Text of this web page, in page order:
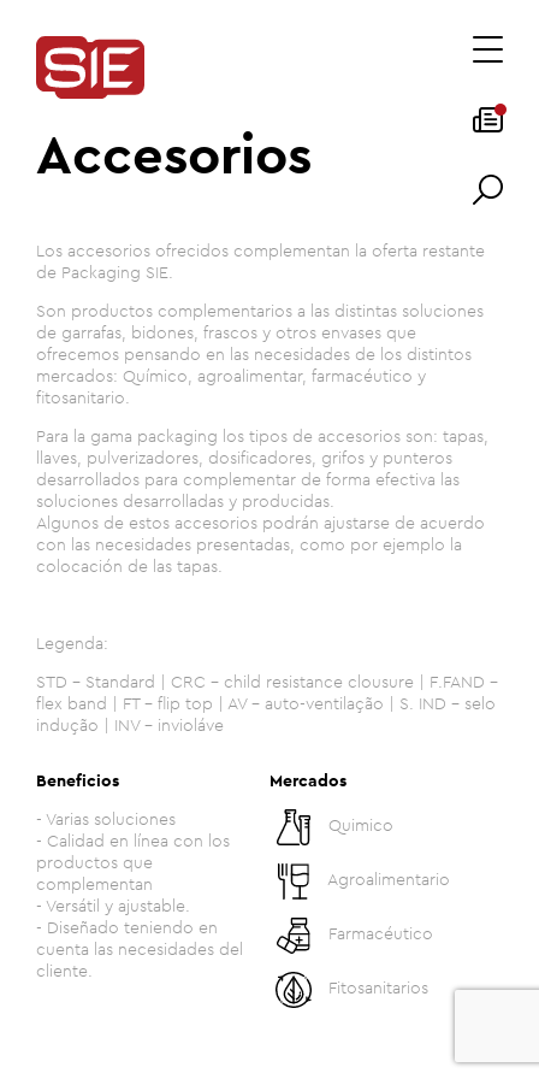
Accesorios
Los accesorios ofrecidos complementan la oferta restante
de Packaging SIE.
Son productos complementarios a las distintas soluciones
de garrafas, bidones, frascos y otros envases que
ofrecemos pensando en las necesidades de los distintos
mercados: Químico, agroalimentar, farmacéutico y
fitosanitario.
Para la gama packaging los tipos de accesorios son: tapas,
llaves, pulverizadores, dosificadores, grifos y punteros
desarrollados para complementar de forma efectiva las
soluciones desarrolladas y producidas.
Algunos de estos accesorios podrán ajustarse de acuerdo
con las necesidades presentadas, como por ejemplo la
colocación de las tapas.
Legenda:
STD - Standard | CRC - child resistance clousure | F.FAND -
flex band | FT - flip top | AV - auto-ventilação | S. IND - selo
indução | INV - invioláve
Beneficios
- Varias soluciones
- Calidad en línea con los
productos que
complementan
- Versátil y ajustable.
- Diseñado teniendo en
cuenta las necesidades del
cliente.
Mercados
Quimico
Agroalimentario
Farmacéutico
Fitosanitarios